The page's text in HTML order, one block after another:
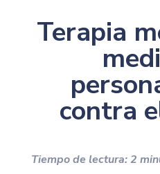
Terapia
contra
Tiempo de lectura:2